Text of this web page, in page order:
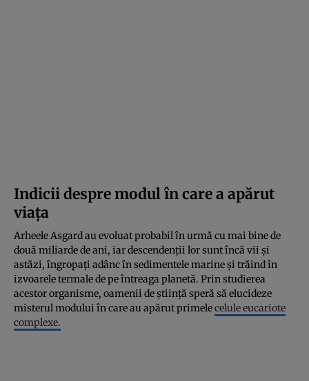
Indicii despre modul în care a apărut
viața
Arheele Asgard au evoluat probabil în urmă cu mai bine de
două miliarde de ani, iar descendenții lor sunt încă vii și
astăzi, îngropați adânc în sedimentele marine și trăind în
izvoarele termale de pe întreaga planetă. Prin studierea
acestor organisme, oamenii de știință speră să elucideze
misterul modului în care au apărut primelecelule eucariote
complexe.